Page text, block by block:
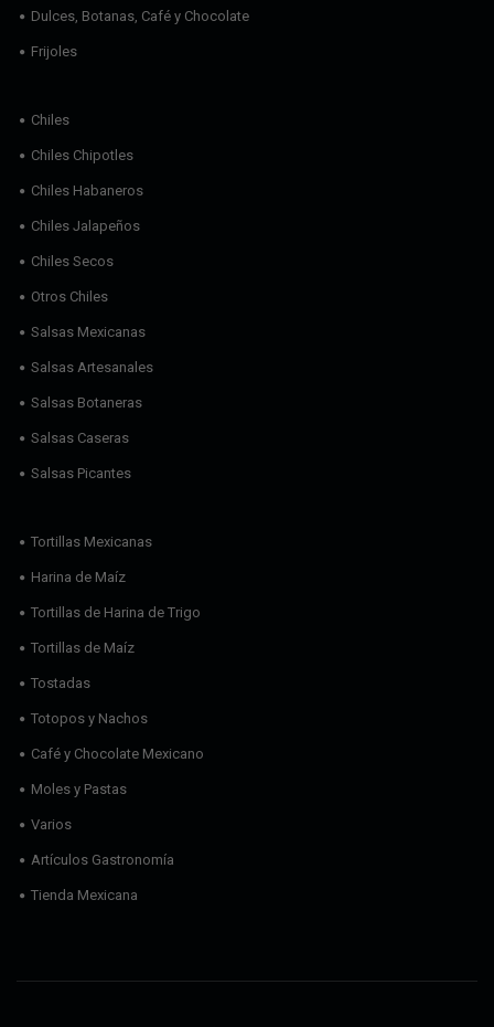
Dulces, Botanas, Café y Chocolate
Frijoles
Chiles
Chiles Chipotles
Chiles Habaneros
Chiles Jalapeños
Chiles Secos
Otros Chiles
Salsas Mexicanas
Salsas Artesanales
Salsas Botaneras
Salsas Caseras
Salsas Picantes
Tortillas Mexicanas
Harina de Maíz
Tortillas de Harina de Trigo
Tortillas de Maíz
Tostadas
Totopos y Nachos
Café y Chocolate Mexicano
Moles y Pastas
Varios
Artículos Gastronomía
Tienda Mexicana